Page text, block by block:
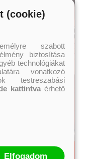
(cookie)
szabott
biztosítása
technológiákat
vonatkozó
testreszabási
kattintvaérhető
Elfogadom